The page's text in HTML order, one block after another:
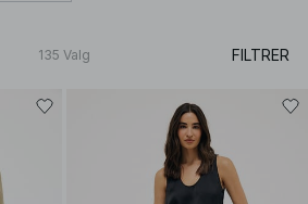
135 Valg FILTRER